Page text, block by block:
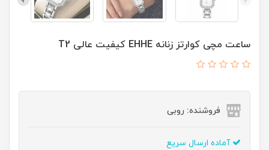
ساعت مچی کوارتز زنانه EHHE کيفيت عالی T2
فروشنده: روبی
آماده ارسال سریع